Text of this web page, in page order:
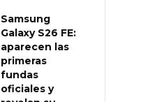
Samsung
Galaxy S26 FE:
aparecen las
primeras
fundas
oficiales y